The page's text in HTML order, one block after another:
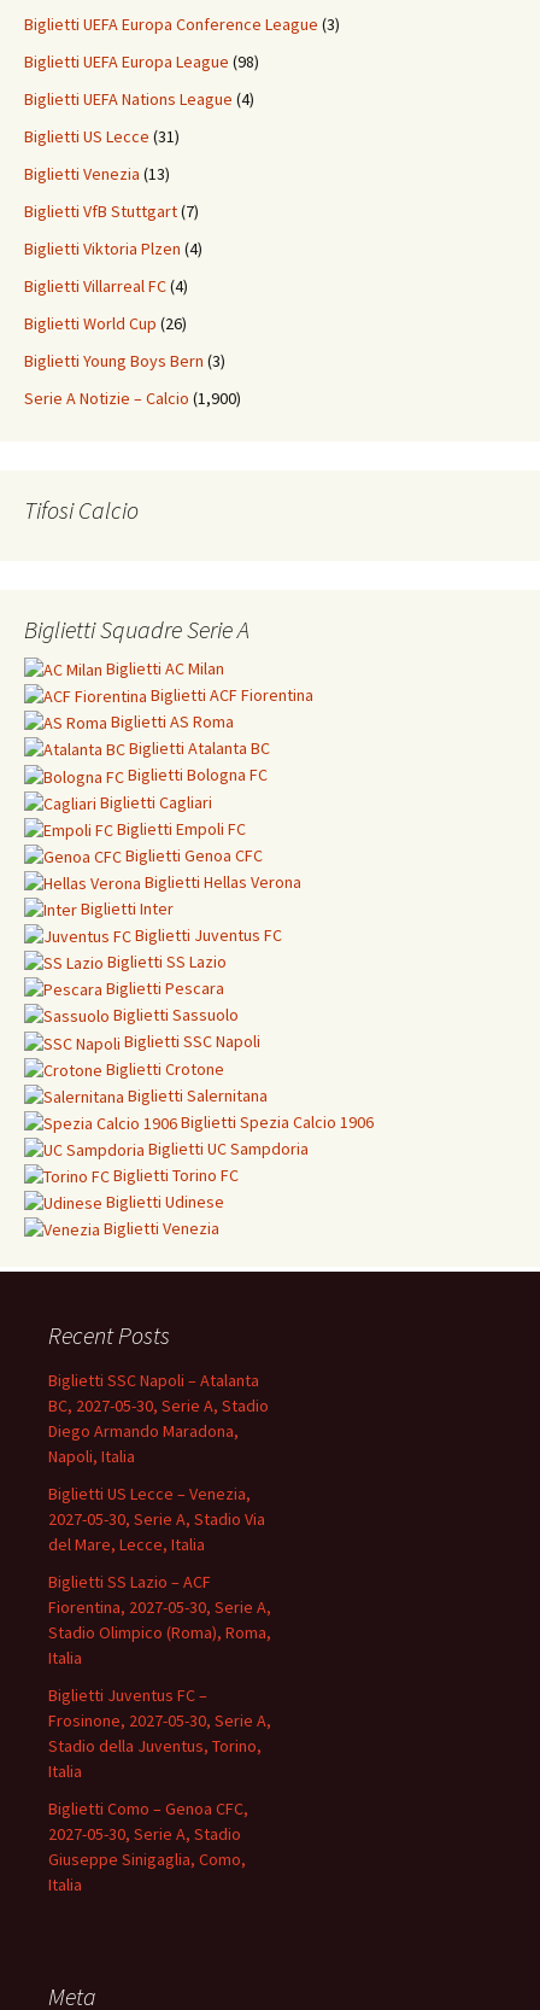
Biglietti UEFA Europa Conference League (3)
Biglietti UEFA Europa League (98)
Biglietti UEFA Nations League (4)
Biglietti US Lecce (31)
Biglietti Venezia (13)
Biglietti VfB Stuttgart(7)
Biglietti Viktoria Plzen (4)
Biglietti Villarreal FC(4)
Biglietti World Cup (26)
Biglietti Young Boys Bern (3)
Serie A Notizie – Calcio (1,900)
Tifosi Calcio
Biglietti Squadre Serie A
Biglietti AC Milan
Biglietti ACF Fiorentina
Biglietti AS Roma
Biglietti Atalanta BC
Biglietti Bologna FC
Biglietti Cagliari
Biglietti Empoli FC
Biglietti Genoa CFC
Biglietti Hellas Verona
Biglietti Inter
Biglietti Juventus FC
Biglietti SS Lazio
Biglietti Pescara
Biglietti Sassuolo
Biglietti SSC Napoli
Biglietti Crotone
Biglietti Salernitana
Biglietti Spezia Calcio 1906
Biglietti UC Sampdoria
Biglietti Torino FC
Biglietti Udinese
Biglietti Venezia
Recent Posts
Biglietti SSC Napoli – Atalanta
BC, 2027-05-30, Serie A, Stadio
Diego Armando Maradona,
Napoli, Italia
Biglietti US Lecce – Venezia,
2027-05-30, Serie A, Stadio Via
del Mare, Lecce, Italia
Biglietti SS Lazio – ACF
Fiorentina, 2027-05-30, Serie A,
Stadio Olimpico (Roma), Roma,
Italia
Biglietti Juventus FC –
Frosinone, 2027-05-30, Serie A,
Stadio della Juventus, Torino,
Italia
Biglietti Como – Genoa CFC,
2027-05-30, Serie A, Stadio
Giuseppe Sinigaglia, Como,
Italia
Meta